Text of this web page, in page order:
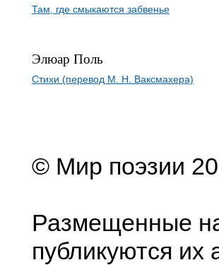
Там, где смыкаются забвенье
Элюар Поль
Стихи (перевод М. Н. Ваксмахера)
© Мир поэзии
Размещенные
публикуются их